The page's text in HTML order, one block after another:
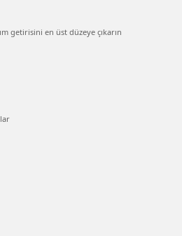
getirisini en üst düzeye çıkarın